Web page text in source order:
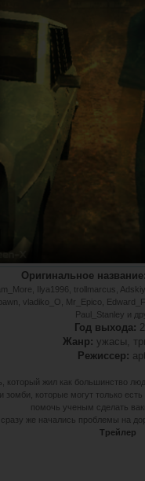
Оригинальное название:
Ilya1996, trollmarcus,
vladiko_O, Mr_Epico,
Paul_Stanley и
Год выхода:
Жанр: ужасы,
Режиссер:
который жил как большинство
зомби, которые могут только
помочь ученым сделать
сразу же начались проблемы на
Трейлер